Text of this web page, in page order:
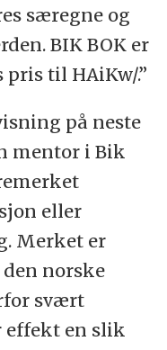
særegne og
BIK BOK er
til HAiKw/.”
på neste
mentor i Bik
eller
Merket er
norske
svært
effekt en slik